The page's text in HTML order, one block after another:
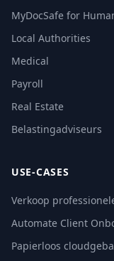
MyDocSafe for
Local Authorities
Medical
Payroll
Real Estate
Belastingadviseurs
USE-CASES
Verkoop
Automate Client
Papierloos